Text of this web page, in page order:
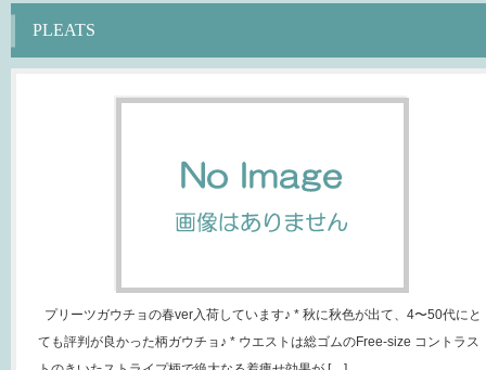
PLEATS
プリーツガウチョの春ver入荷しています♪ * 秋に秋色が出て、4〜50代にと
ても評判が良かった柄ガウチョ♪ * ウエストは総ゴムのFree-size コントラス